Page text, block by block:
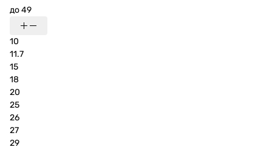
до 49
10
11.7
15
18
20
25
26
27
29